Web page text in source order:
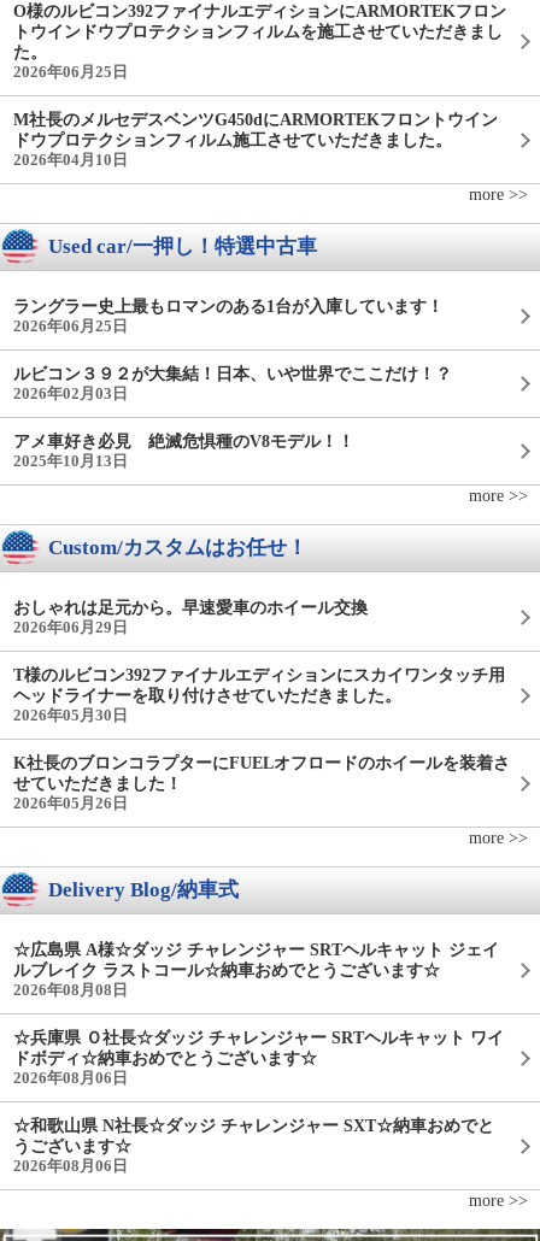
O様のルビコン392ファイナルエディションにARMORTEKフロン
トウインドウプロテクションフィルムを施工させていただきまし
た。
2026年06月25日
M社長のメルセデスベンツG450dにARMORTEKフロントウイン
ドウプロテクションフィルム施工させていただきました。
2026年04月10日
more >>
Used car/一押し！特選中古車
ラングラー史上最もロマンのある1台が入庫しています！
2026年06月25日
ルビコン３９２が大集結！日本、いや世界でここだけ！？
2026年02月03日
アメ車好き必見 絶滅危惧種のV8モデル！！
2025年10月13日
more >>
Custom/カスタムはお任せ！
おしゃれは足元から。早速愛車のホイール交換
2026年06月29日
T様のルビコン392ファイナルエディションにスカイワンタッチ用
ヘッドライナーを取り付けさせていただきました。
2026年05月30日
K社長のブロンコラプターにFUELオフロードのホイールを装着さ
せていただきました！
2026年05月26日
more >>
Delivery Blog/納車式
☆広島県 A様☆ダッジ チャレンジャー SRTヘルキャット ジェイ
ルブレイク ラストコール☆納車おめでとうございます☆
2026年08月08日
☆兵庫県 Ｏ社長☆ダッジ チャレンジャー SRTヘルキャット ワイ
ドボディ☆納車おめでとうございます☆
2026年08月06日
☆和歌山県 N社長☆ダッジ チャレンジャー SXT☆納車おめでと
うございます☆
2026年08月06日
more >>